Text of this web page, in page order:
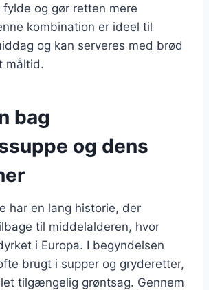
fylde og gør retten mere
kombination er ideel til
og kan serveres med brød
måltid.
bag
og dens
har en lang historie, der
til middelalderen, hvor
i Europa. I begyndelsen
brugt i supper og gryderetter,
tilgængelig grøntsag. Gennem